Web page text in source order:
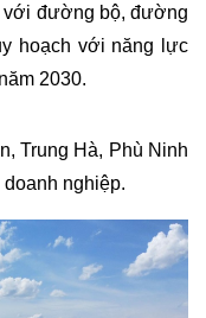
với đường bộ, đường
hoạch với năng lực
2030.
Trung Hà, Phù Ninh
nghiệp.